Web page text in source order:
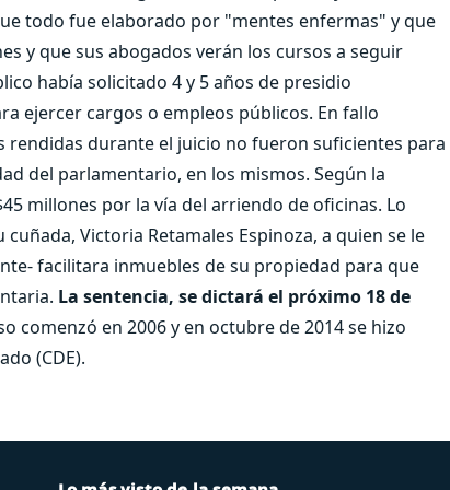
todo fue elaborado por "mentes enfermas" y que
y que sus abogados verán los cursos a seguir
había solicitado 4 y 5 años de presidio
ejercer cargos o empleos públicos. En fallo
durante el juicio no fueron suficientes para
del parlamentario, en los mismos. Según la
millones por la vía del arriendo de oficinas. Lo
Victoria Retamales Espinoza, a quien se le
facilitara inmuebles de su propiedad para que
La sentencia, se dictará el próximo 18 de
comenzó en 2006 y en octubre de 2014 se hizo
(CDE).